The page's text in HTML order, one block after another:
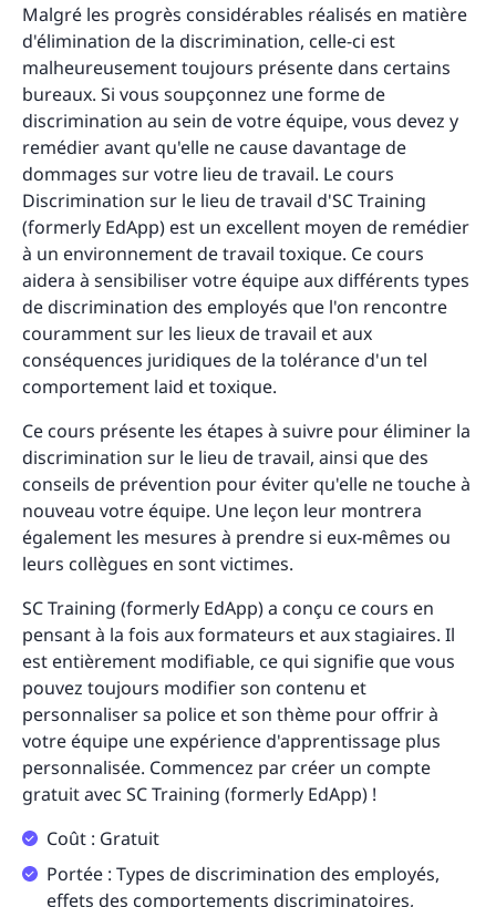
Malgré les progrès considérables réalisés en matière
d'élimination de la discrimination, celle-ci est
malheureusement toujours présente dans certains
bureaux. Si vous soupçonnez une forme de
discrimination au sein de votre équipe, vous devez y
remédier avant qu'elle ne cause davantage de
dommages sur votre lieu de travail. Le cours
Discrimination sur le lieu de travail d'SC Training
(formerly EdApp) est un excellent moyen de remédier
à un environnement de travail toxique. Ce cours
aidera à sensibiliser votre équipe aux différents types
de discrimination des employés que l'on rencontre
couramment sur les lieux de travail et aux
conséquences juridiques de la tolérance d'un tel
comportement laid et toxique.
Ce cours présente les étapes à suivre pour éliminer la
discrimination sur le lieu de travail, ainsi que des
conseils de prévention pour éviter qu'elle ne touche à
nouveau votre équipe. Une leçon leur montrera
également les mesures à prendre si eux-mêmes ou
leurs collègues en sont victimes.
SC Training (formerly EdApp) a conçu ce cours en
pensant à la fois aux formateurs et aux stagiaires. Il
est entièrement modifiable, ce qui signifie que vous
pouvez toujours modifier son contenu et
personnaliser sa police et son thème pour offrir à
votre équipe une expérience d'apprentissage plus
personnalisée. Commencez par créer un compte
gratuit avec SC Training (formerly EdApp) !
Coût : Gratuit
Portée : Types de discrimination des employés,
effets des comportements discriminatoires,